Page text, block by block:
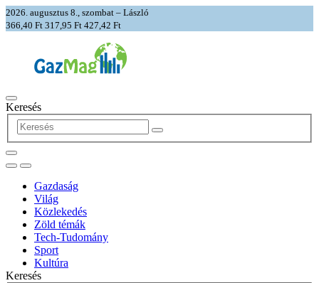
2026. augusztus 8., szombat – László
366,40 Ft 317,95 Ft 427,42 Ft
Keresés
Gazdaság
Világ
Közlekedés
Zöld témák
Tech-Tudomány
Sport
Kultúra
Keresés